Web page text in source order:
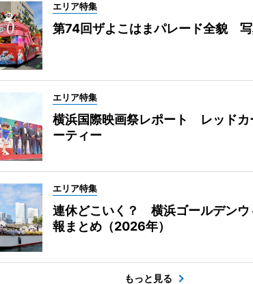
エリア特集
第74回ザよこはまパレード全貌
エリア特集
横浜国際映画祭レポート レッドカ
ーティー
エリア特集
連休どこいく？ 横浜ゴールデンウ
報まとめ（2026年）
もっと見る